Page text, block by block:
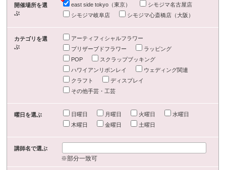
開催場所を選
ぶ
east side tokyo（東京）
シモジマ名古屋店
シモジマ岐阜店
シモジマ心斎橋店（大阪）
カテゴリを選
ぶ
アーティフィシャルフラワー
プリザーブドフラワー
ラッピング
POP
スクラップブッキング
ハワイアンリボンレイ
ウェディング関連
クラフト
ディスプレイ
その他手芸・工芸
曜日を選ぶ 日曜日 月曜日 火曜日
水曜日
木曜日
金曜日 土曜日
講師名で選ぶ
※部分一致可